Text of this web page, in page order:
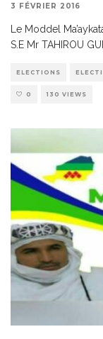
3 FÉVRIER 2016
Le Moddel
S.E Mr TAHIROU
ELECTIONS
0 130 VIEWS